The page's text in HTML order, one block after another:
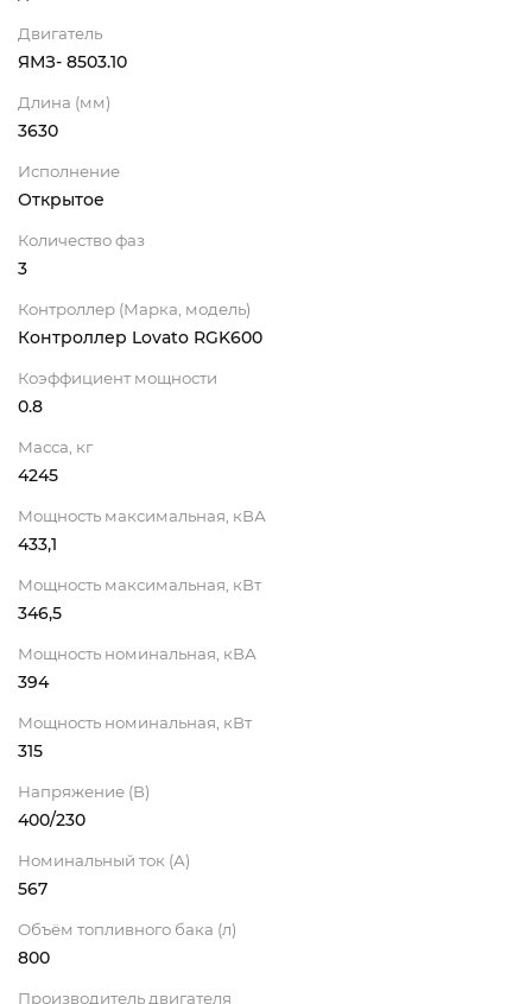
Двигатель
ЯМЗ- 8503.10
Длина (мм)
3630
Исполнение
Открытое
Количество фаз
3
Контроллер (Марка, модель)
Контроллер Lovato RGK600
Коэффициент мощности
0.8
Масса, кг
4245
Мощность максимальная, кВА
433,1
Мощность максимальная, кВт
346,5
Мощность номинальная, кВА
394
Мощность номинальная, кВт
315
Напряжение (В)
400/230
Номинальный ток (А)
567
Объём топливного бака (л)
800
Производитель двигателя